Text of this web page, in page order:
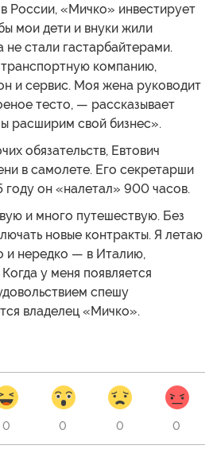
России, «Мичко» инвестирует
мои дети и внуки жили
не стали гастарбайтерами.
компанию,
и сервис. Моя жена руководит
тесто, — рассказывает
расширим свой бизнес».
обязательств, Евтович
в самолете. Его секретарши
году он «налетал» 900 часов.
и много путешествую. Без
новые контракты. Я летаю
и нередко — в Италию,
у меня появляется
спешу
владелец «Мичко».
0 0 0 0